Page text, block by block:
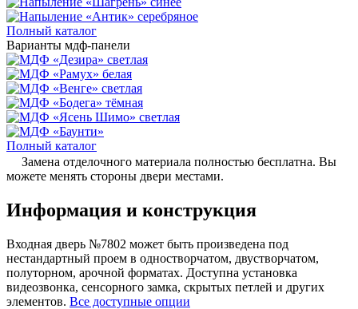
Полный каталог
Варианты мдф-панели
Полный каталог
Замена отделочного материала полностью бесплатна. Вы
можете менять стороны двери местами.
Информация и конструкция
Входная дверь №7802 может быть произведена под
нестандартный проем в одностворчатом, двустворчатом,
полуторном, арочной форматах. Доступна установка
видеозвонка, сенсорного замка, скрытых петлей и других
элементов. Все доступные опции